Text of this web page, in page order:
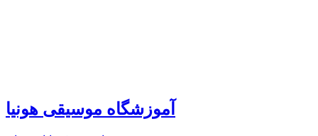
آموزشگاه موسیقی هونیا